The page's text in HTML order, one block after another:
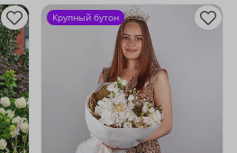
Крупный бутон